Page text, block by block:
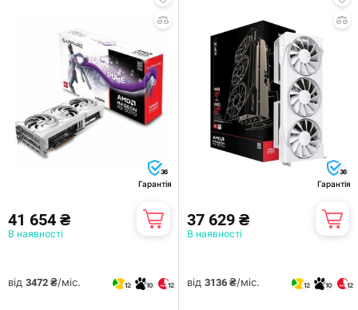
36
Гарантія
41 654 ₴
В наявності
від 3472 ₴/міс. 12 10 12
36
Гарантія
37 629 ₴
В наявності
від 3136 ₴/міс. 12 10 12